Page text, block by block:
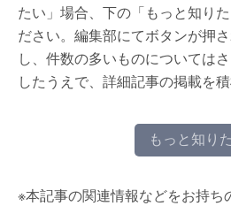
たい」場合、下の「もっと知り
ださい。編集部にてボタンが押
し、件数の多いものについては
したうえで、詳細記事の掲載を
もっと知り
※本記事の関連情報などをお持ち